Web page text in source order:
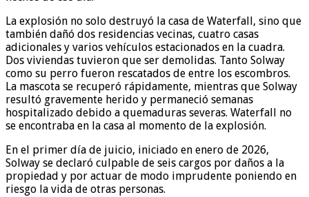
La explosión no solo destruyó la casa de Waterfall, sino que
también dañó dos residencias vecinas, cuatro casas
adicionales y varios vehículos estacionados en la cuadra.
Dos viviendas tuvieron que ser demolidas. Tanto Solway
como su perro fueron rescatados de entre los escombros.
La mascota se recuperó rápidamente, mientras que Solway
resultó gravemente herido y permaneció semanas
hospitalizado debido a quemaduras severas. Waterfall no
se encontraba en la casa al momento de la explosión.
En el primer día de juicio, iniciado en enero de 2026,
Solway se declaró culpable de seis cargos por daños a la
propiedad y por actuar de modo imprudente poniendo en
riesgo la vida de otras personas.